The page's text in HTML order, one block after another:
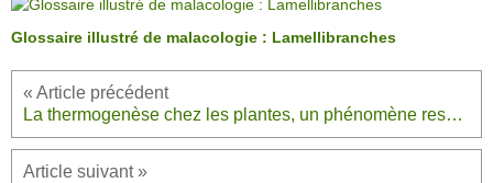
Glossaire illustré de malacologie : Lamellibranches
La thermogenèse chez les plantes, un phénomène respiratoire mystérieux aux bénéfices incontestés